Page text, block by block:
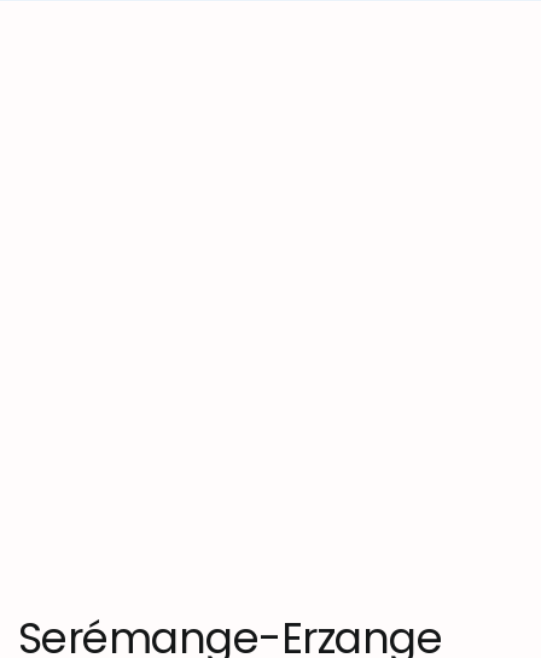
Serémange-Erzange